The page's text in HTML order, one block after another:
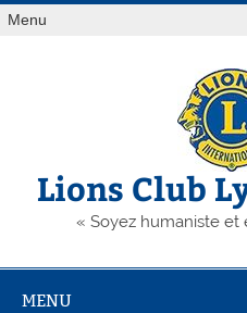
Skip
toMenu
Lions Club
« Soyez humaniste et
MENU